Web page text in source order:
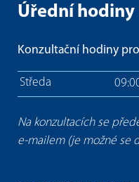
Úřední hodiny
Konzultační hodiny
Středa
Na konzultacích se
e-mailem (je možné se